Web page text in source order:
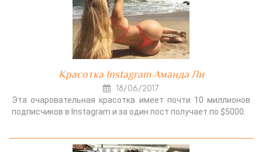
Красотка Instagram Аманда Ли
18/06/2017
Эта очаровательная красотка имеет почти 10 миллионов
подписчиков в Instagram и за один пост получает по $5000.